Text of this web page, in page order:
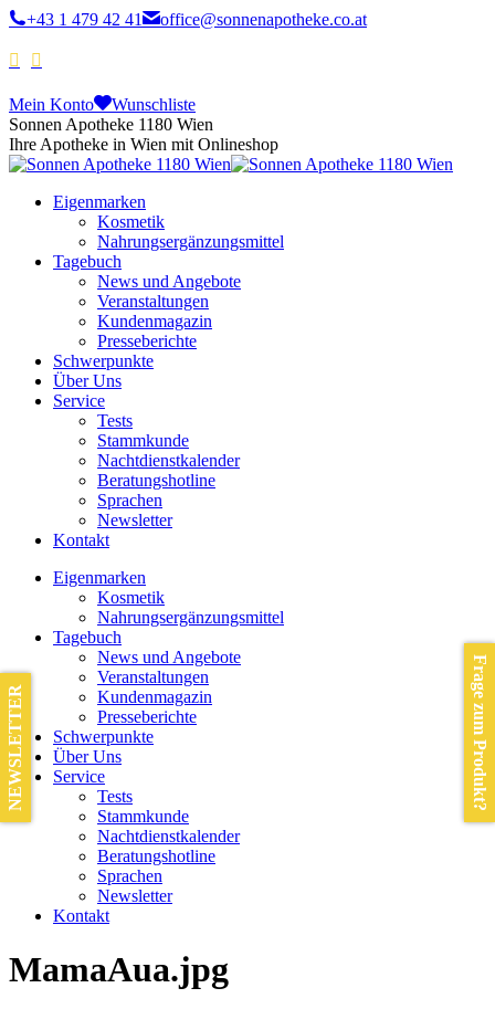
+43 1 479 42 41 office@sonnenapotheke.co.at
Mein Konto
Wunschliste
Sonnen Apotheke 1180 Wien
Ihre Apotheke in Wien mit Onlineshop
Eigenmarken
Kosmetik
Nahrungsergänzungsmittel
Tagebuch
News und Angebote
Veranstaltungen
Kundenmagazin
Presseberichte
Schwerpunkte
Über Uns
Service
Tests
Stammkunde
Nachtdienstkalender
Beratungshotline
Sprachen
Newsletter
Kontakt
Eigenmarken
Kosmetik
Nahrungsergänzungsmittel
Tagebuch
News und Angebote
Veranstaltungen
Kundenmagazin
Presseberichte
Schwerpunkte
Über Uns
Service
Tests
Stammkunde
Nachtdienstkalender
Beratungshotline
Sprachen
Newsletter
Kontakt
MamaAua.jpg
Frage zum Produkt?
NEWSLETTER